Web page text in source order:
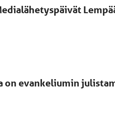
on evankeliumin